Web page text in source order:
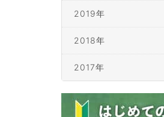
2019年
2018年
2017年